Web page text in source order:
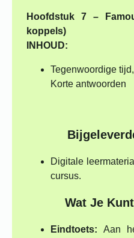
Hoofdstuk 7 –
koppels)
INHOUD:
Tegenwoordige
Korte antwoorden
Digitale
cursus.
Wat Je
Eindtoets: Aan